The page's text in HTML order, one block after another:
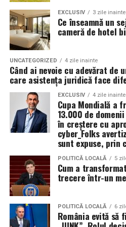
temperatura normală de
Rezultatul este un echilibru
economie de combustibil.
Pentru ce motoare este
USVO 5W30?
Tipul deulei de motor Ravenol
recomandat pentru
necesită un ulei 5W30 cu
În funcție de specificațiile
utilizat pe vehicule ale unor
BMW;
Mercedes-Benz;
Volkswagen;
organizatorii unui eveniment
impactul negativ asupra
soluțiile tradiționale, care sunt
pentru natură. Astfel, toaletele
promovarea unui
de vedere ecologic și ajută la
naturale.
Impactul pozitiv asupra
Alegerea unor soluții
de toaletă, poate aduce
unui eveniment. Într-o eră în
ce în ce mai conștienți de
organizatorii care aleg să
ar fi închirierea toaletelor din
câștiga aprecierea publicului.
EXCLUSIV 3 zile inainte
Ce înseamnă un
cameră de hotel
UNCATEGORIZED 4 zile inainte
Când ai nevoie cu adevărat de
care asistența juridică face
EXCLUSIV 4 zile inainte
Cupa Mondială a
13.000 de
în creștere cu
cyber_Folks
sunt expuse,
POLITICĂ LOCALĂ 5
Cum a
trecere într-un
POLITICĂ LOCALĂ 6
România evită